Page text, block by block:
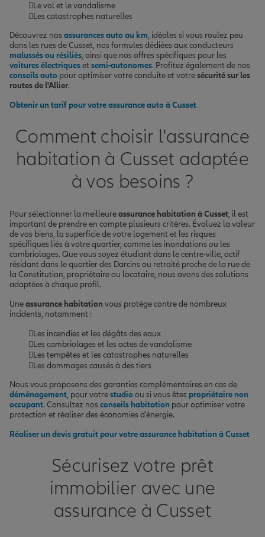
Le vol et le vandalisme
Les catastrophes naturelles
Découvrez nos assurances auto au km, idéales si vous roulez peu
dans les rues de Cusset, nos formules dédiées aux conducteurs
malussés ou résiliés, ainsi que nos offres spécifiques pour les
voitures électriqueset semi-autonomes. Profitez également de nos
conseils auto pour optimiser votre conduite et votresécurité sur les
routes de l'Allier.
Obtenir un tarif pour votre assurance auto à Cusset
Comment choisir l'assurance
habitation à Cusset adaptée
à vos besoins ?
Pour sélectionner la meilleureassurance habitation à Cusset, il est
important de prendre en compte plusieurs critères. Évaluez la valeur
de vos biens, la superficie de votre logement et les risques
spécifiques liés à votre quartier, comme les inondations ou les
cambriolages. Que vous soyez étudiant dans le centre-ville, actif
résidant dans le quartier des Darcins ou retraité proche de la rue de
la Constitution, propriétaire ou locataire, nous avons des solutions
adaptées à chaque profil.
Uneassurance habitation vous protège contre de nombreux
incidents, notamment :
Les incendies et les dégâts des eaux
Les cambriolages et les actes de vandalisme
Les tempêtes et les catastrophes naturelles
Les dommages causés à des tiers
Nous vous proposons des garanties complémentaires en cas de
déménagement, pour votrestudioou si vous êtes propriétaire non
occupant. Consultez nos conseils habitation pour optimiser votre
protection et réaliser des économies d'énergie.
Réaliser un devis gratuit pour votre assurance habitation à Cusset
Sécurisez votre prêt
immobilier avec une
assurance à Cusset